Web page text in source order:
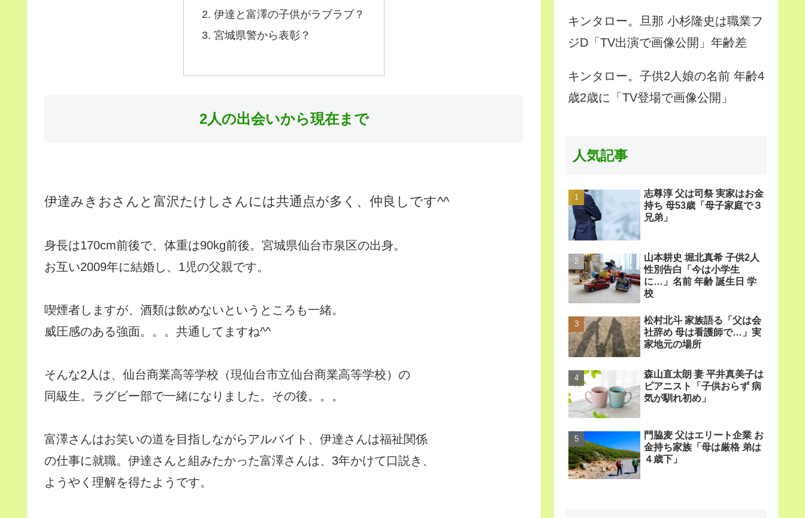
伊達と富澤の子供がラブラブ？
宮城県警から表彰？
2人の出会いから現在まで
伊達みきおさんと富沢たけしさんには共通点が多く、仲良しです^^
身長は170cm前後で、体重は90kg前後。宮城県仙台市泉区の出身。
お互い2009年に結婚し、1児の父親です。
喫煙者しますが、酒類は飲めないというところも一緒。
威圧感のある強面。。。共通してますね^^
そんな2人は、仙台商業高等学校（現仙台市立仙台商業高等学校）の
同級生。ラグビー部で一緒になりました。その後。。。
富澤さんはお笑いの道を目指しながらアルバイト、伊達さんは福祉関係
の仕事に就職。伊達さんと組みたかった富澤さんは、3年かけて口説き、
ようやく理解を得たようです。
キンタロー。旦那 小杉隆史は職業フ
ジD「TV出演で画像公開」年齢差
キンタロー。子供2人娘の名前 年齢4
歳2歳に「TV登場で画像公開」
人気記事
志尊淳 父は司祭 実家はお金
持ち 母53歳「母子家庭で３
兄弟」
山本耕史 堀北真希 子供2人
性別告白「今は小学生
に…」名前 年齢 誕生日 学
校
松村北斗 家族語る「父は会
社辞め 母は看護師で…」実
家地元の場所
森山直太朗 妻 平井真美子は
ピアニスト「子供おらず 病
気が馴れ初め」
門脇麦 父はエリート企業 お
金持ち家族「母は厳格 弟は
４歳下」